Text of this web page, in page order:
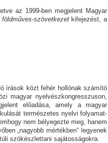
1999-ben megjelent Magyar
földműves-szövetkezetki­fe­je­­zést, a
közt fehér hol­lónak számító
magyar nyelvészkongresszuson,
előadása, amely a magyar
természetes nyelvi fo­lya­mat­
nem bélyegezte meg, hanem
„nagyobb mértékben“ legyenek
szókészlettani sajátosságokra.